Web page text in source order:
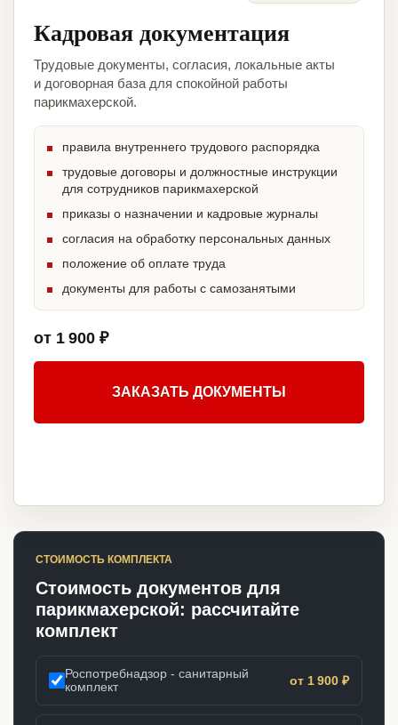
Кадровая документация
Трудовые документы, согласия, локальные акты
и договорная база для спокойной работы
парикмахерской.
правила внутреннего трудового распорядка
трудовые договоры и должностные инструкции
для сотрудников парикмахерской
приказы о назначении и кадровые журналы
согласия на обработку персональных данных
положение об оплате труда
документы для работы с самозанятыми
от 1 900 ₽
ЗАКАЗАТЬ ДОКУМЕНТЫ
СТОИМОСТЬ КОМПЛЕКТА
Стоимость документов для
парикмахерской: рассчитайте
комплект
Роспотребнадзор - санитарный
комплект
от 1 900 ₽